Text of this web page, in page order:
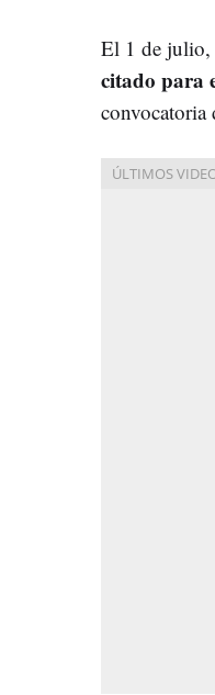
El 1 de julio,
citado para
convocatoria